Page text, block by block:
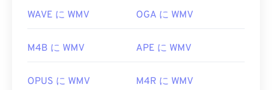
WAVE に WMV OGA に WMV
M4B に WMV APE に WMV
OPUS に WMV M4R に WMV